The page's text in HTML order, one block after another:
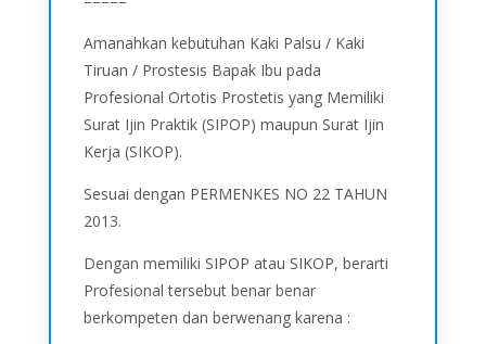
Amanahkan kebutuhan Kaki Palsu / Kaki
Tiruan / Prostesis Bapak Ibu pada
Profesional Ortotis Prostetis yang Memiliki
Surat Ijin Praktik (SIPOP) maupun Surat Ijin
Kerja (SIKOP).
Sesuai dengan PERMENKES NO 22 TAHUN
2013.
Dengan memiliki SIPOP atau SIKOP, berarti
Profesional tersebut benar benar
berkompeten dan berwenang karena :